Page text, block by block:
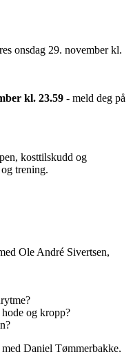
onsdag 29. november kl.
kl. 23.59 - meld deg på
kosttilskudd og
trening.
Ole André Sivertsen,
og kropp?
med Daniel Tømmerbakke,